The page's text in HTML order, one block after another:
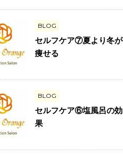
BLOG
セルフケア⑦夏より冬が
痩せる
BLOG
セルフケア⑥塩風呂の効
果